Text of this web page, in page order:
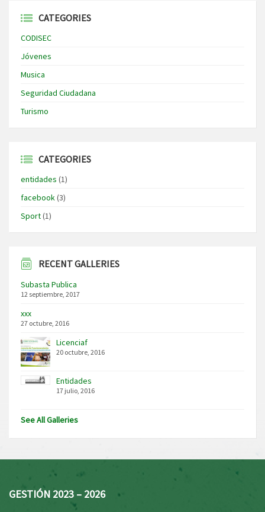
CATEGORIES
CODISEC
Jóvenes
Musica
Seguridad Ciudadana
Turismo
CATEGORIES
entidades (1)
facebook(3)
Sport(1)
RECENT GALLERIES
Subasta Publica
12 septiembre, 2017
xxx
27 octubre, 2016
Licenciaf
20 octubre, 2016
Entidades
17 julio, 2016
See All Galleries
GESTIÓN 2023 – 2026